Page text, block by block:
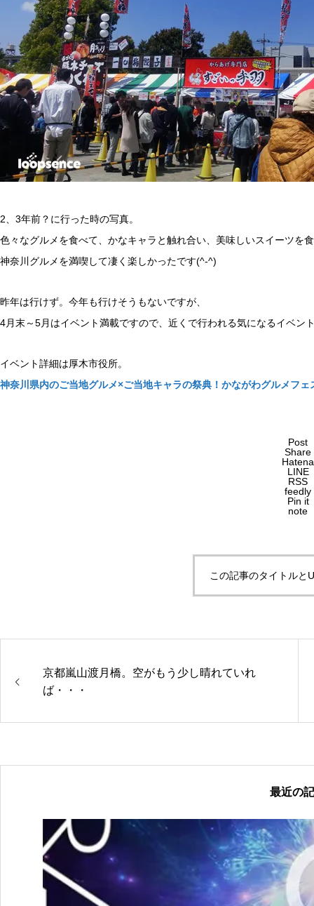
2、3年前？に行った時の写真。
色々なグルメを食べて、かなキャラと触れ合い、美味しいスイーツを
神奈川グルメを満喫して凄く楽しかったです(^-^)
昨年は行けず。今年も行けそうもないですが、
4月末～5月はイベント満載ですので、近くで行われる気になるイベン
イベント詳細は厚木市役所。
神奈川県内のご当地グルメ×ご当地キャラの祭典！かながわグルメフ
Post
Share
Hatena
LINE
RSS
feedly
Pin it
note
この記事のタイトルと
京都嵐山渡月橋。空がもう少し晴れていれ
ば・・・
最近の